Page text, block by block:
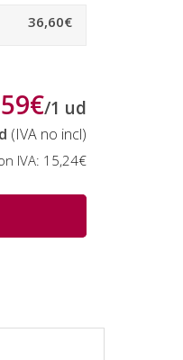
36,60€
/1 ud
(IVA no incl)
IVA: 15,24€